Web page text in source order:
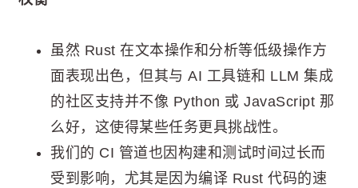
虽然 Rust 在文本操作和分析等低级操作方
面表现出色，但其与 AI 工具链和 LLM 集成
的社区支持并不像 Python 或 JavaScript 那
么好，这使得某些任务更具挑战性。
我们的 CI 管道也因构建和测试时间过长而
受到影响，尤其是因为编译 Rust 代码的速